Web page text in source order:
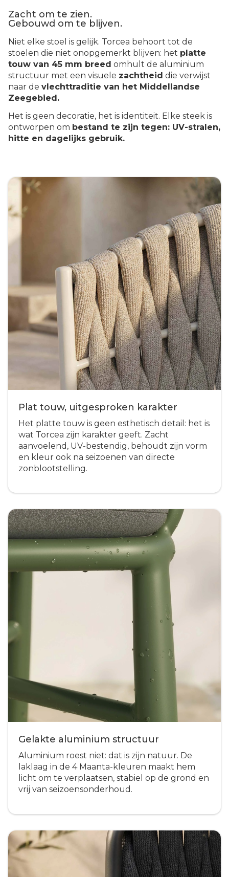
Zacht om te zien.
Gebouwd om te blijven.
Niet elke stoel is gelijk. Torcea behoort tot de
stoelen die niet onopgemerkt blijven: het platte
touw van 45 mm breed omhult de aluminium
structuur met een visuele zachtheid die verwijst
naar de vlechttraditie van het Middellandse
Zeegebied.
Het is geen decoratie, het is identiteit. Elke steek is
ontworpen om bestand te zijn tegen: UV-stralen,
hitte en dagelijks gebruik.
Plat touw, uitgesproken karakter
Het platte touw is geen esthetisch detail: het is
wat Torcea zijn karakter geeft. Zacht
aanvoelend, UV-bestendig, behoudt zijn vorm
en kleur ook na seizoenen van directe
zonblootstelling.
Gelakte aluminium structuur
Aluminium roest niet: dat is zijn natuur. De
laklaag in de 4 Maanta-kleuren maakt hem
licht om te verplaatsen, stabiel op de grond en
vrij van seizoensonderhoud.